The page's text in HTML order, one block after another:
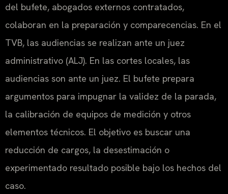
del bufete, abogados externos contratados,
colaboran en la preparación y comparecencias. En el
TVB, las audiencias se realizan ante un juez
administrativo (ALJ). En las cortes locales, las
audiencias son ante un juez. El bufete prepara
argumentos para impugnar la validez de la parada,
la calibración de equipos de medición y otros
elementos técnicos. El objetivo es buscar una
reducción de cargos, la desestimación o
experimentado resultado posible bajo los hechos del
caso.